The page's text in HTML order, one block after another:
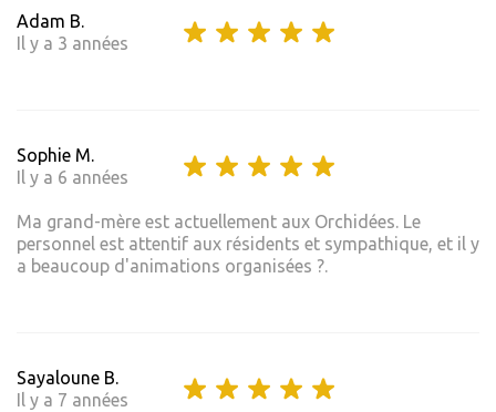
Adam B.
Il y a 3 années
Sophie M.
Il y a 6 années
Ma grand-mère est actuellement aux Orchidées. Le
personnel est attentif aux résidents et sympathique, et il y
a beaucoup d'animations organisées ?.
Sayaloune B.
Il y a 7 années